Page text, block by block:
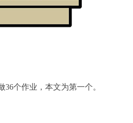
个作业，本文为第一个。